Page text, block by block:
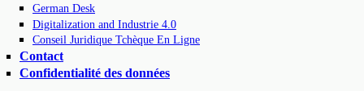
German Desk
Digitalization and Industrie 4.0
Conseil Juridique Tchèque En Ligne
Contact
Confidentialité des données